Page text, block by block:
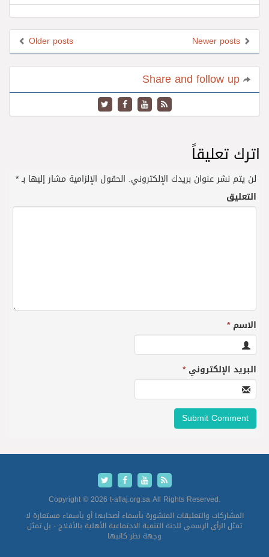
Older posts
اترك تعليقاً
لن يتم نشر عنوان بريدك الإلكتروني. الحقول الإلزامية مشار إليها بـ*
التعليق
الاسم*
البريد الإلكتروني*
Copyright © 2026 t-aflaj.org.sa All Rights Reserved.
المشاركات والتعليقات المنشورة بأسماء أصحابها أو بأسماء مستعارة لا
تمثل الرأي الرسمي للجنة التنمية الاجتماعية الأهلية بالأفلاج - بل تمثل
وجهة نظر كاتبها